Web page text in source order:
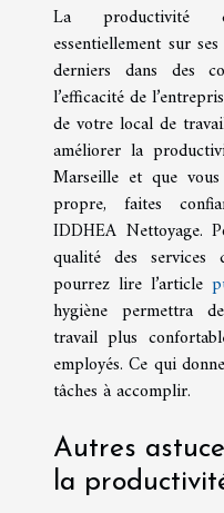
La productivité
essentiellement sur
derniers dans des
l’efficacité de
de votre local de
améliorer la
Marseille et que
propre, faites
IDDHEA Nettoyage.
qualité des services
pourrez lire l’article
hygiène permettra
travail plus
employés. Ce qui
tâches à accomplir.
Autres
la